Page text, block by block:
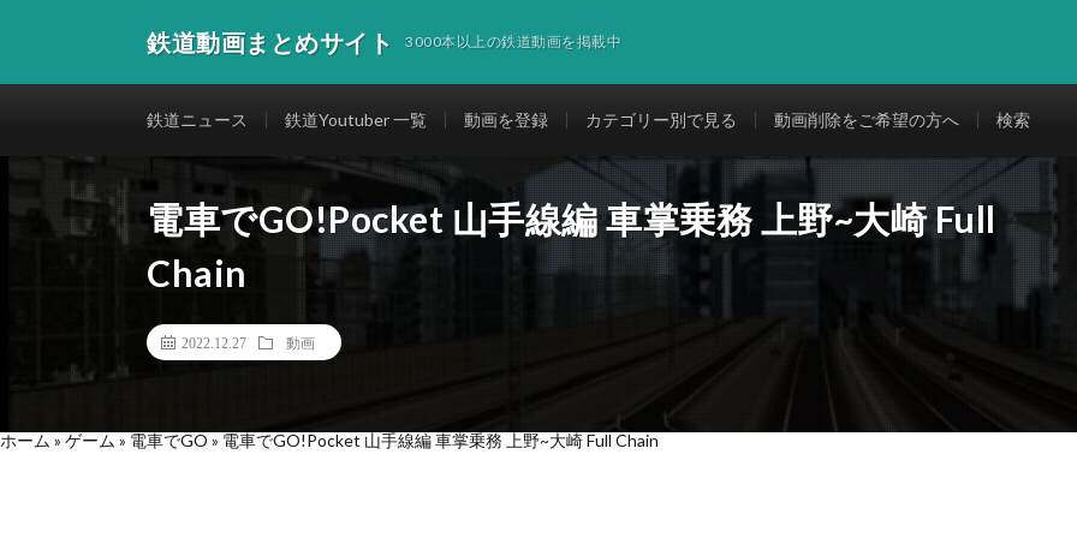
鉄道動画まとめサイト 3000本以上の鉄道動画を掲載中
鉄道ニュース 鉄道Youtuber 一覧 動画を登録 カテゴリー別で見る 動画削除をご希望の方へ 検索
電車でGO!Pocket 山手線編 車掌乗務 上野~大崎 Full
Chain
2022.12.27 動画
ホーム » ゲーム » 電車でGO » 電車でGO!Pocket 山手線編 車掌乗務 上野~大崎 Full Chain